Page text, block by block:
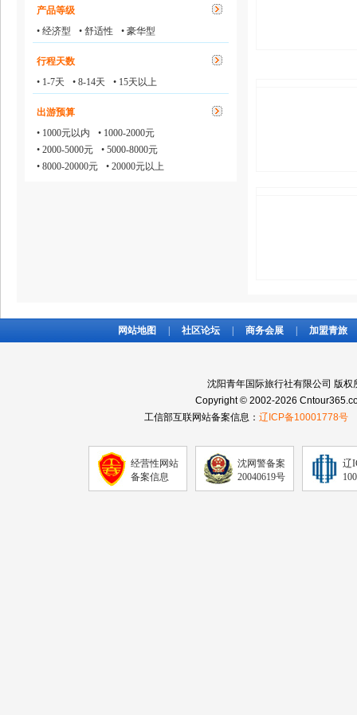
产品等级
• 经济型
• 舒适性 • 豪华型
行程天数
• 1-7天
• 8-14天 • 15天以上
出游预算
• 1000元以内
• 1000-2000元
• 2000-5000元
• 5000-8000元
• 8000-20000元
• 20000元以上
网站地图 | 社区论坛 | 商务会展 | 加盟青旅
沈阳青年国际旅行社有限公司 版权
Copyright © 2002-2026
工信部互联网站备案信息： 辽ICP备10001778号
经营性网站
备案信息
沈网警备案
20040619号
辽